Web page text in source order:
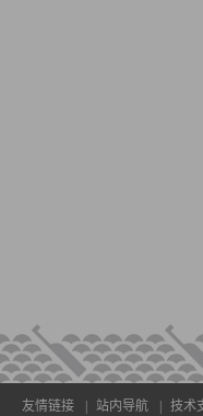
友情链接 站内导航 技术